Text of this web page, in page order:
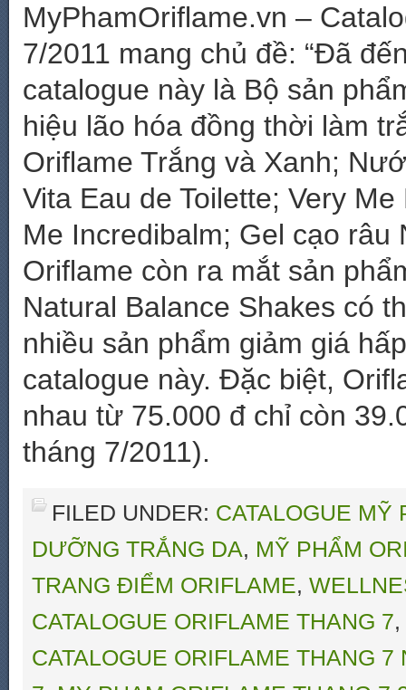
MyPhamOriflame.vn –
7/2011 mang chủ đề: “Đã
catalogue này là Bộ sản
hiệu lão hóa đồng thời làm
Oriflame Trắng và Xanh;
Vita Eau de Toilette; Very
Me Incredibalm; Gel cạo
Oriflame còn ra mắt sản
Natural Balance Shakes có
nhiều sản phẩm giảm giá
catalogue này. Đặc biệt,
nhau từ 75.000 đ chỉ còn
tháng 7/2011).
FILED UNDER: CATALOGUE MỸ
DƯỠNG TRẮNG DA, MỸ PHẨM
TRANG ĐIỂM ORIFLAME,
CATALOGUE ORIFLAME THANG 7,
CATALOGUE ORIFLAME THANG 7